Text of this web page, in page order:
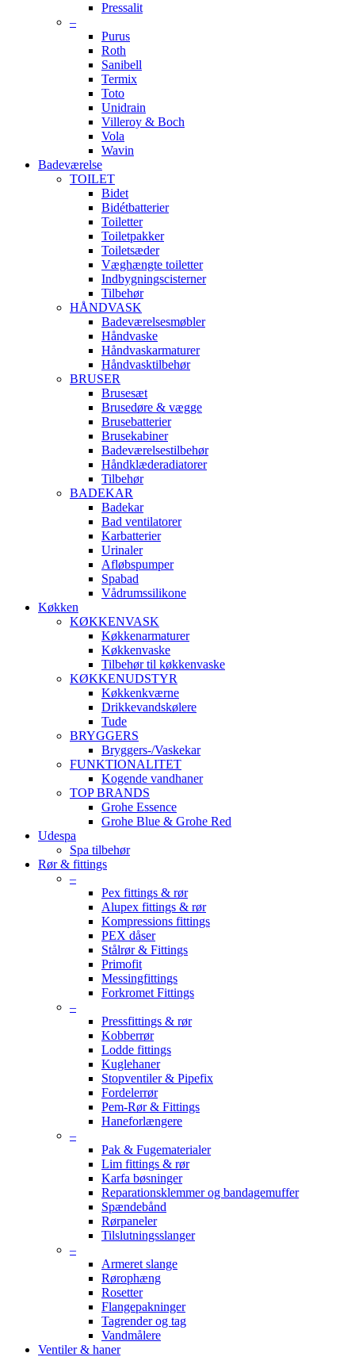
Pressalit
–
Purus
Roth
Sanibell
Termix
Toto
Unidrain
Villeroy & Boch
Vola
Wavin
Badeværelse
TOILET
Bidet
Bidétbatterier
Toiletter
Toiletpakker
Toiletsæder
Væghængte toiletter
Indbygningscisterner
Tilbehør
HÅNDVASK
Badeværelsesmøbler
Håndvaske
Håndvaskarmaturer
Håndvasktilbehør
BRUSER
Brusesæt
Brusedøre & vægge
Brusebatterier
Brusekabiner
Badeværelsestilbehør
Håndklæderadiatorer
Tilbehør
BADEKAR
Badekar
Bad ventilatorer
Karbatterier
Urinaler
Afløbspumper
Spabad
Vådrumssilikone
Køkken
KØKKENVASK
Køkkenarmaturer
Køkkenvaske
Tilbehør til køkkenvaske
KØKKENUDSTYR
Køkkenkværne
Drikkevandskølere
Tude
BRYGGERS
Bryggers-/Vaskekar
FUNKTIONALITET
Kogende vandhaner
TOP BRANDS
Grohe Essence
Grohe Blue & Grohe Red
Udespa
Spa tilbehør
Rør & fittings
–
Pex fittings & rør
Alupex fittings & rør
Kompressions fittings
PEX dåser
Stålrør & Fittings
Primofit
Messingfittings
Forkromet Fittings
–
Pressfittings & rør
Kobberrør
Lodde fittings
Kuglehaner
Stopventiler & Pipefix
Fordelerrør
Pem-Rør & Fittings
Haneforlængere
–
Pak & Fugematerialer
Lim fittings & rør
Karfa bøsninger
Reparationsklemmer og bandagemuffer
Spændebånd
Rørpaneler
Tilslutningsslanger
–
Armeret slange
Rørophæng
Rosetter
Flangepakninger
Tagrender og tag
Vandmålere
Ventiler & haner